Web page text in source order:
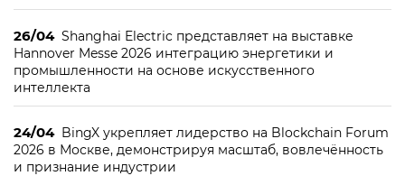
26/04 Shanghai Electric представляет на выставке
Hannover Messe 2026 интеграцию энергетики и
промышленности на основе искусственного
интеллекта
24/04 BingX укрепляет лидерство на Blockchain Forum
2026 в Москве, демонстрируя масштаб, вовлечённость
и признание индустрии